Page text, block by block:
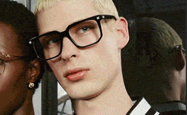
Instagram
X YouTube